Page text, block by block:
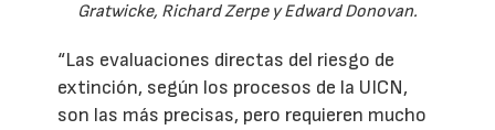
Gratwicke, Richard Zerpe y Edward Donovan.
“Las evaluaciones directas del riesgo de
extinción, según los procesos de la UICN,
son las más precisas, pero requieren mucho